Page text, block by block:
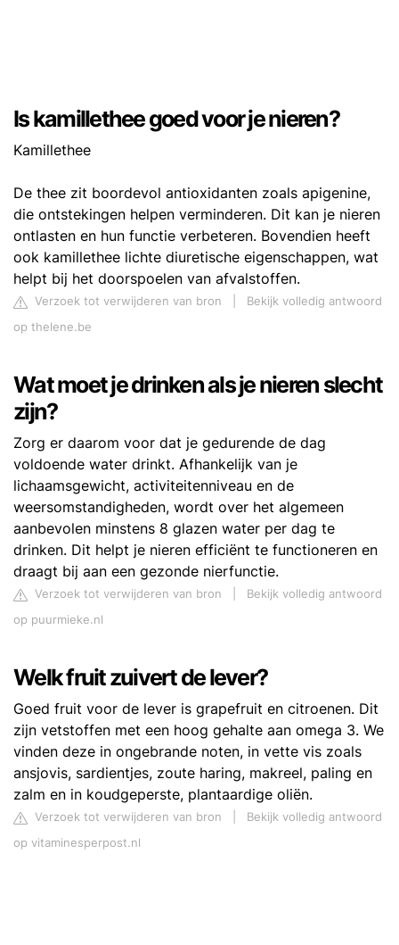
Is kamillethee goed voor je nieren?
Kamillethee
De thee zit boordevol antioxidanten zoals apigenine,
die ontstekingen helpen verminderen. Dit kan je nieren
ontlasten en hun functie verbeteren. Bovendien heeft
ook kamillethee lichte diuretische eigenschappen, wat
helpt bij het doorspoelen van afvalstoffen.
Verzoek tot verwijderen van bron
Bekijk volledig antwoord
op thelene.be
Wat moet je drinken als je nieren slecht
zijn?
Zorg er daarom voor dat je gedurende de dag
voldoende water drinkt. Afhankelijk van je
lichaamsgewicht, activiteitenniveau en de
weersomstandigheden, wordt over het algemeen
aanbevolen minstens 8 glazen water per dag te
drinken. Dit helpt je nieren efficiënt te functioneren en
draagt bij aan een gezonde nierfunctie.
Verzoek tot verwijderen van bron
Bekijk volledig antwoord
op puurmieke.nl
Welk fruit zuivert de lever?
Goed fruit voor de lever is grapefruit en citroenen. Dit
zijn vetstoffen met een hoog gehalte aan omega 3. We
vinden deze in ongebrande noten, in vette vis zoals
ansjovis, sardientjes, zoute haring, makreel, paling en
zalm en in koudgeperste, plantaardige oliën.
Verzoek tot verwijderen van bron
Bekijk volledig antwoord
op vitaminesperpost.nl